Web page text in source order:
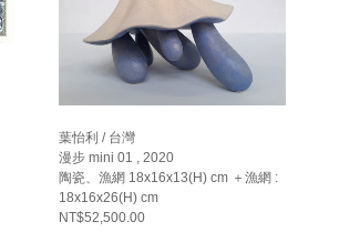
葉怡利 / 台灣
漫步 mini 01 , 2020
陶瓷、漁網 18x16x13(H) cm ＋漁網 :
18x16x26(H) cm
NT$52,500.00